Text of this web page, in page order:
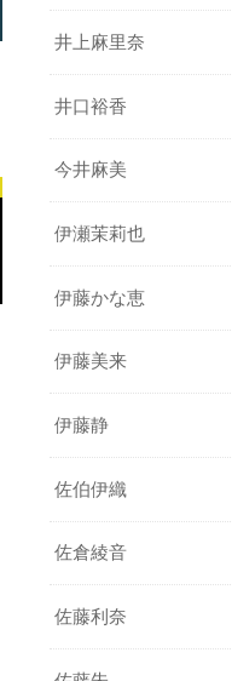
井上麻里奈
井口裕香
今井麻美
伊瀬茉莉也
伊藤かな恵
伊藤美来
伊藤静
佐伯伊織
佐倉綾音
佐藤利奈